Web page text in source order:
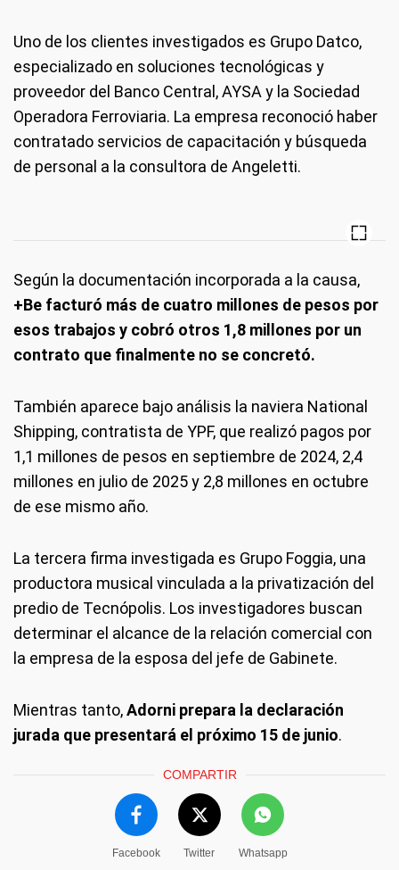
Uno de los clientes investigados es Grupo Datco,
especializado en soluciones tecnológicas y
proveedor del Banco Central, AYSA y la Sociedad
Operadora Ferroviaria. La empresa reconoció haber
contratado servicios de capacitación y búsqueda
de personal a la consultora de Angeletti.
Según la documentación incorporada a la causa,
+Be facturó más de cuatro millones de pesos por
esos trabajos y cobró otros 1,8 millones por un
contrato que finalmente no se concretó.
También aparece bajo análisis la naviera National
Shipping, contratista de YPF, que realizó pagos por
1,1 millones de pesos en septiembre de 2024, 2,4
millones en julio de 2025 y 2,8 millones en octubre
de ese mismo año.
La tercera firma investigada es Grupo Foggia, una
productora musical vinculada a la privatización del
predio de Tecnópolis. Los investigadores buscan
determinar el alcance de la relación comercial con
la empresa de la esposa del jefe de Gabinete.
Mientras tanto,Adorni prepara la declaración
jurada que presentará el próximo 15 de junio.
COMPARTIR
Facebook Twitter Whatsapp